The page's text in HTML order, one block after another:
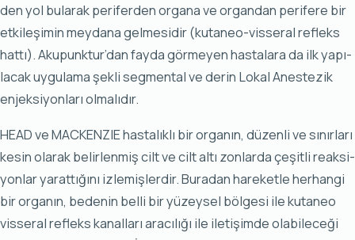
den yol bu­la­rak pe­ri­fer­den or­ga­na ve or­gan­dan pe­ri­fe­re bir
et­ki­le­şi­min mey­da­na gel­me­si­dir (ku­ta­ne­o-vis­se­ral ref­leks
hat­tı). Aku­punk­tur’dan fay­da gör­me­yen has­ta­la­ra da ilk ya­pı­
la­cak uy­gu­la­ma şek­li seg­men­tal ve de­rin Lo­kal Anes­te­zik
en­jek­si­yon­la­rı ol­ma­lı­dır.
HE­AD ve MAC­KEN­ZI­E has­ta­lık­lı bir or­ga­nın, dü­zen­li ve sı­nır­la­rı
ke­sin ola­rak be­lir­len­miş cilt ve cilt al­tı zon­lar­da çe­şit­li re­ak­si­
yon­lar ya­rat­tı­ğı­nı iz­le­miş­ler­dir. Bu­ra­dan ha­re­ket­le her­han­gi
bir or­ga­nın, be­de­nin bel­li bir yü­zey­sel böl­ge­si ile ku­ta­ne­o
vis­se­ral ref­leks ka­nal­la­rı ara­cı­lı­ğı ile ile­ti­şim­de ola­bi­le­ce­ği